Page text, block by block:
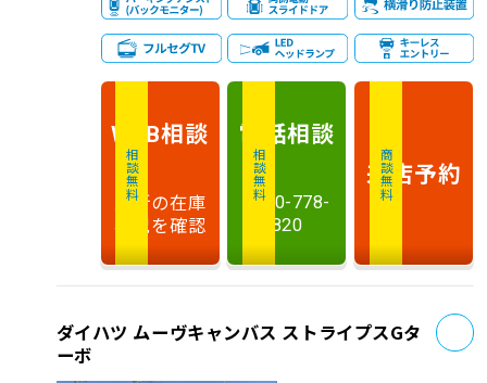
相談無料
WEB相談
最新の在庫
状況を確認
相談無料
電話相談
0120-778-
820
商談無料
来店予約
ダイハツ ムーヴキャンバス ストライプスGタ
ーボ